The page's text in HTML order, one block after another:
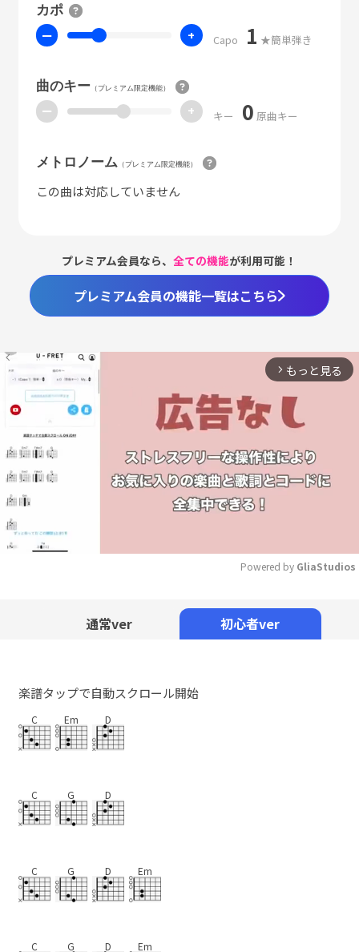
カポ
ー + Capo 1 ★簡単弾き
曲のキー（プレミアム限定機能）
ー + キー 0 原曲キー
メトロノーム （プレミアム限定機能）
この曲は対応していません
プレミアム会員なら、全ての機能が利用可能！
プレミアム会員の機能一覧はこちら
arrow_forward_ios もっと見る
Powered by GliaStudios
通常ver 初心者ver
楽譜タップで自動スクロール開始
C Em D
C G D
C G D Em
C G D Em